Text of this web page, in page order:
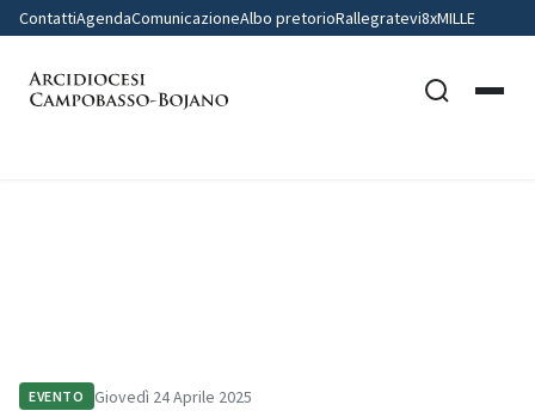
ContattiAgendaComunicazioneAlbo pretorioRallegratevi8xMILLE
EVENTO Giovedì 24 Aprile 2025